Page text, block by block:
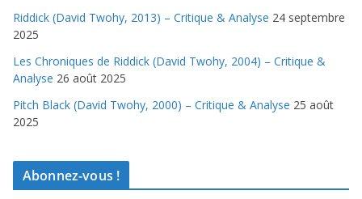
Riddick (David Twohy, 2013) – Critique & Analyse 24 septembre
2025
Les Chroniques de Riddick (David Twohy, 2004) – Critique &
Analyse 26 août 2025
Pitch Black (David Twohy, 2000) – Critique & Analyse 25 août
2025
Abonnez-vous !